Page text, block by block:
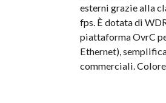
esterni grazie alla
fps. È dotata di
piattaforma OvrC
Ethernet),
commerciali.